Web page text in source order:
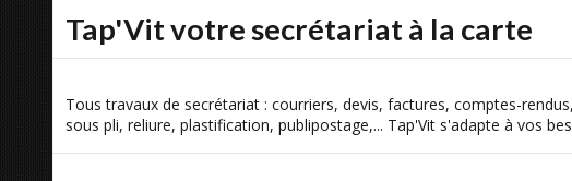
Tap'Vit votre secrétariat à la carte
Tous travaux de secrétariat : courriers, devis, factures, comptes-
sous pli, reliure, plastification, publipostage,... Tap'Vit s'adapte à vos